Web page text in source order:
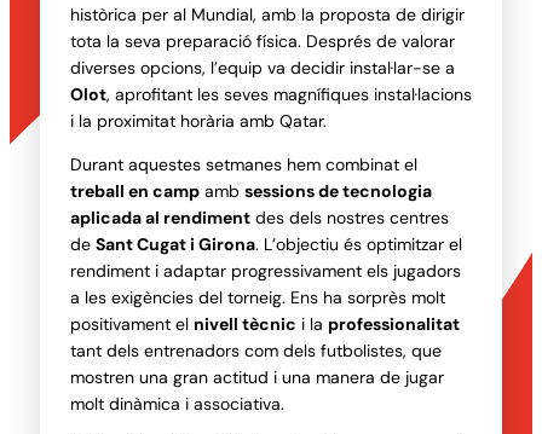
històrica per al Mundial, amb la proposta de dirigir
tota la seva preparació física. Després de valorar
diverses opcions, l’equip va decidir instal·lar-se a
Olot, aprofitant les seves magnífiques instal·lacions
i la proximitat horària amb Qatar.
Durant aquestes setmanes hem combinat el
treball en camp amb sessions de tecnologia
aplicada al rendiment des dels nostres centres
de Sant Cugat i Girona. L’objectiu és optimitzar el
rendiment i adaptar progressivament els jugadors
a les exigències del torneig. Ens ha sorprès molt
positivament el nivell tècnic i la professionalitat
tant dels entrenadors com dels futbolistes, que
mostren una gran actitud i una manera de jugar
molt dinàmica i associativa.